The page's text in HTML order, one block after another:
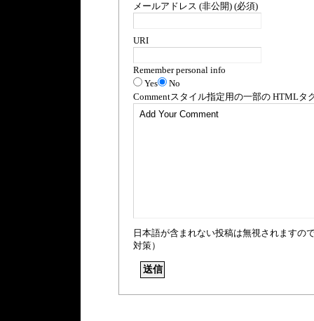
メールアドレス (非公開) (必須)
URI
Remember personal info
Yes
No
Commentスタイル指定用の一部の HTMLタ
日本語が含まれない投稿は無視されますの
対策）